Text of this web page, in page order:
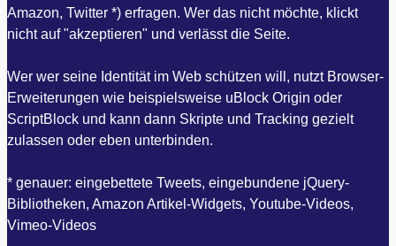
Amazon, Twitter *) erfragen. Wer das nicht möchte, klickt
nicht auf "akzeptieren" und verlässt die Seite.
Wer wer seine Identität im Web schützen will, nutzt Browser-
Erweiterungen wie beispielsweise uBlock Origin oder
ScriptBlock und kann dann Skripte und Tracking gezielt
zulassen oder eben unterbinden.
* genauer: eingebettete Tweets, eingebundene jQuery-
Bibliotheken, Amazon Artikel-Widgets, Youtube-Videos,
Vimeo-Videos